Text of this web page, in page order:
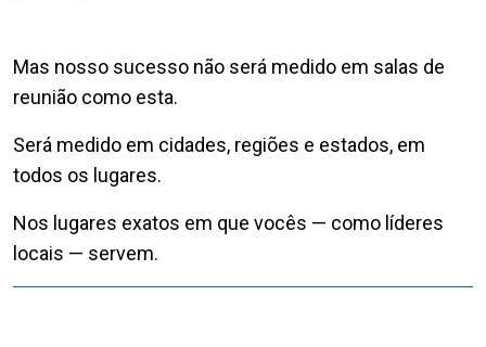
Mas nosso sucesso não será medido em salas de
reunião como esta.
Será medido em cidades, regiões e estados, em
todos os lugares.
Nos lugares exatos em que vocês — como líderes
locais — servem.